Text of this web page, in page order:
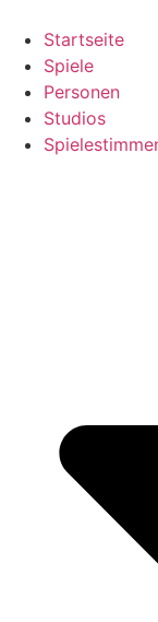
Inhalt
springen
Startseite
Spiele
Personen
Studios